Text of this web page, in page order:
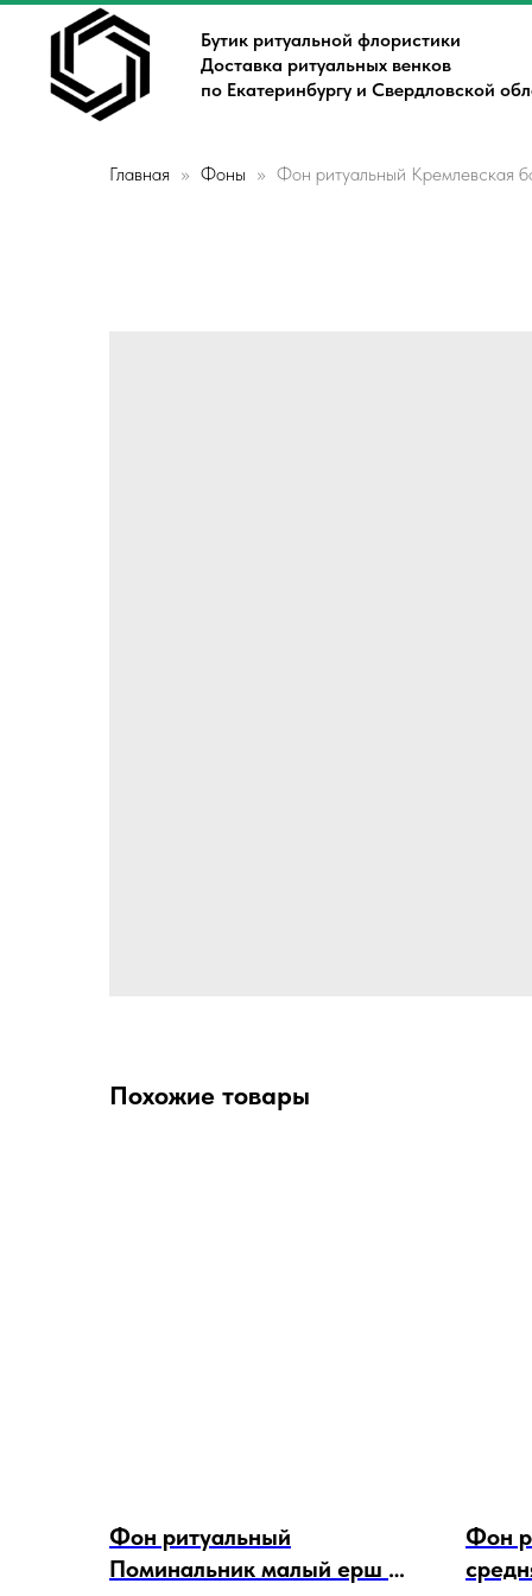
Бутик ритуальной флористики
Доставка ритуальных венков
по Екатеринбургу и Свердловской
Главная Фоны Фон ритуальный Кремлевская
Похожие товары
Фон ритуальный
Поминальник малый ерш 5
Фон